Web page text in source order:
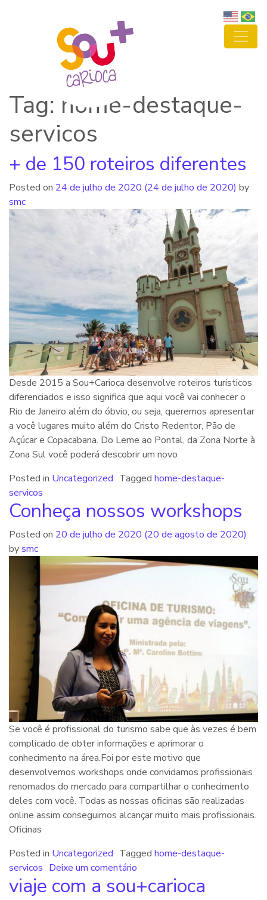
Tag: home-destaque-
servicos
+ de 150 roteiros diferentes
Posted on 24 de julho de 2020 (24 de julho de 2020) by
smc
Desde 2015 a Sou+Carioca desenvolve roteiros turísticos
diferenciados e isso significa que aqui você vai conhecer o
Rio de Janeiro além do óbvio, ou seja, queremos apresentar
a você lugares muito além do Cristo Redentor, Pão de
Açúcar e Copacabana. Do Leme ao Pontal, da Zona Norte à
Zona Sul você poderá descobrir um novo
Posted in Uncategorized Tagged home-destaque-
servicos
Conheça nossos workshops
Posted on 20 de julho de 2020 (20 de agosto de 2020)
bysmc
Se você é profissional do turismo sabe que às vezes é bem
complicado de obter informações e aprimorar o
conhecimento na área.Foi por este motivo que
desenvolvemos workshops onde convidamos profissionais
renomados do mercado para compartilhar o conhecimento
deles com você. Todas as nossas oficinas são realizadas
online assim conseguimos alcançar muito mais profissionais.
Oficinas
Posted in Uncategorized Tagged home-destaque-
servicos Deixe um comentário
viaje com a sou+carioca